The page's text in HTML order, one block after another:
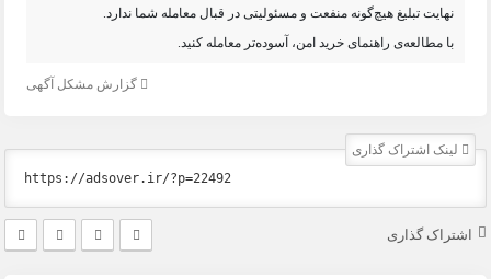
نهایت تبلیغ هیچ‌گونه منفعت و مسئولیتی در قبال معامله شما ندارد.
با مطالعه‌ی راهنمای خرید امن، آسوده‌تر معامله کنید.
گزارش مشکل آگهی
لینک اشتراک گذاری
اشتراک گذاری